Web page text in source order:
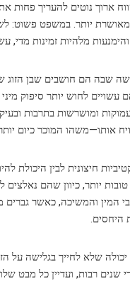
ארוך נוטים להעריך פחות
מאושרת יותר. במשפט
מלהיות זמינות מדי,
שבה הם חושבים שבן
עשויים לחוש יותר סיפוק
ומושרשות בתרבות
אותו—משהו המוכר כיום
חיצונית לבין היכולת
טובות יותר, כיוון שהם
המין והמשיכה, כאשר
היחסים.
יכולה שלא לחייך בגלישה
שנים רבות, ועדיין כל מבט